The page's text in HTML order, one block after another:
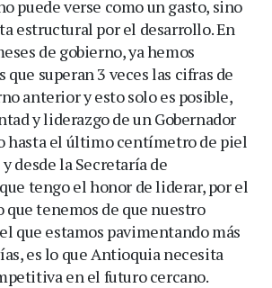
puede verse como un gasto, sino
estructural por el desarrollo. En
de gobierno, ya hemos
que superan 3 veces las cifras de
anterior y esto solo es posible,
y liderazgo de un Gobernador
hasta el último centímetro de piel
desde la Secretaría de
tengo el honor de liderar, por el
tenemos de que nuestro
que estamos pavimentando más
es lo que Antioquia necesita
en el futuro cercano.